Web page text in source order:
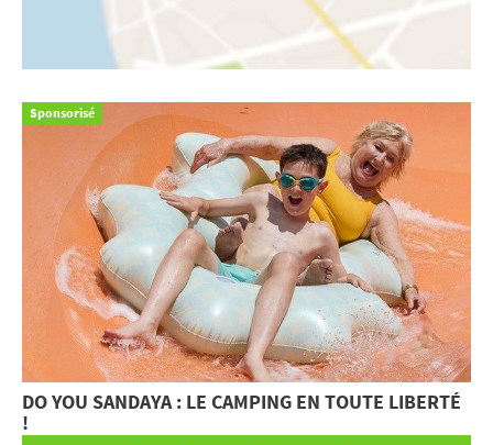
Sponsorisé
DO YOU SANDAYA : LE CAMPING EN TOUTE LIBERTÉ
!